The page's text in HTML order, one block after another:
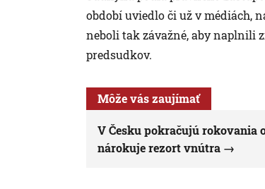
období uviedlo či už v médiách,
neboli tak závažné, aby naplnili
predsudkov.
Môže vás zaujímať
V Česku pokračujú rokovania
nárokuje rezort vnútra